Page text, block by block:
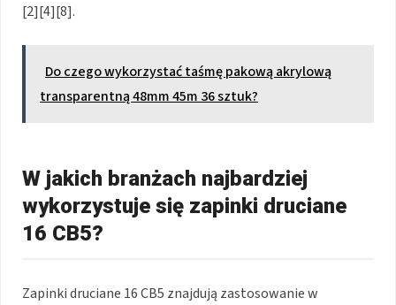
[2][4][8].
Do czego wykorzystać taśmę pakową akrylową
transparentną 48mm 45m 36 sztuk?
W jakich branżach najbardziej
wykorzystuje się zapinki druciane
16 CB5?
Zapinki druciane 16 CB5 znajdują zastosowanie w